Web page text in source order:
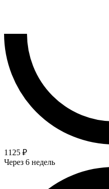
1125 ₽
Через 6 недель